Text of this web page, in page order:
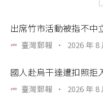
出席竹市活動被指不
臺灣郵報 · 2026 年 8
國人赴烏干達遭扣照拒
臺灣郵報 · 2026 年 8